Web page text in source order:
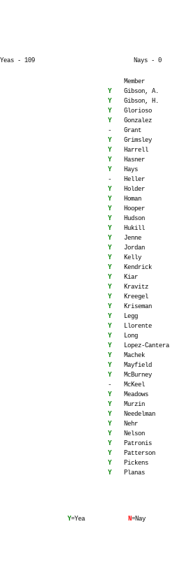
Yeas - 109 Nays - 0
Member
Y
Gibson, A.
Y
Gibson, H.
Y
Glorioso
Y
Gonzalez
-
Grant
Y
Grimsley
Y
Harrell
Y
Hasner
Y
Hays
-
Heller
Y
Holder
Y
Homan
Y
Hooper
Y
Hudson
Y
Hukill
Y
Jenne
Y
Jordan
Y
Kelly
Y
Kendrick
Y
Kiar
Y
Kravitz
Y
Kreegel
Y
Kriseman
Y
Legg
Y
Llorente
Y
Long
Y
Lopez-Cantera
Y
Machek
Y
Mayfield
Y
McBurney
-
McKeel
Y
Meadows
Y
Murzin
Y
Needelman
Y
Nehr
Y
Nelson
Y
Patronis
Y
Patterson
Y
Pickens
Y
Planas
Y=Yea N=Nay